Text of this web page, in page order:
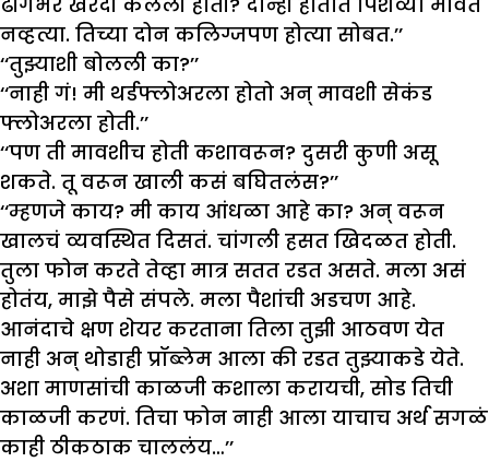
नव्हत्या. तिच्या दोन कलिग्जपण होत्या सोबत.’’
‘‘तुझ्याशी बोलली का?’’
‘‘नाही गं! मी थर्डफ्लोअरला होतो अन् मावशी सेकंड
फ्लोअरला होती.’’
‘‘पण ती मावशीच होती कशावरून? दुसरी कुणी असू
शकते. तू वरून खाली कसं बघितलंस?’’
‘‘म्हणजे काय? मी काय आंधळा आहे का? अन् वरून
खालचं व्यवस्थित दिसतं. चांगली हसत खिदळत होती.
तुला फोन करते तेव्हा मात्र सतत रडत असते. मला असं
होतंय, माझे पैसे संपले. मला पैशांची अडचण आहे.
आनंदाचे क्षण शेयर करताना तिला तुझी आठवण येत
नाही अन् थोडाही प्रॉब्लेम आला की रडत तुझ्याकडे येते.
अशा माणसांची काळजी कशाला करायची, सोड तिची
काळजी करणं. तिचा फोन नाही आला याचाच अर्थ सगळं
काही ठीकठाक चाललंय…’’